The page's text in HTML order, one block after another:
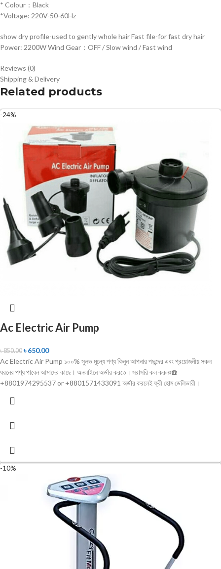
* Colour：Black
*Voltage: 220V-50-60Hz
show dry profile-used to gently whole hair Fast file-for fast dry hair
Power: 2200W Wind Gear：OFF / Slow wind / Fast wind
Reviews (0)
Shipping & Delivery
Related products
-24%
Ac Electric Air Pump
৳850.00 ৳650.00
Ac Electric Air Pump ১০০% সুলভ মূল্যে পণ্য কিনুন আপনার পছন্দের এবং প্রয়োজনীয় সকল
ধরনের পণ্য পাবেন আমাদের কাছে। অনলাইনে অর্ডার করতে। সরাসরি কল করুনঃ☎️
+8801974295537 or +8801571433091 অর্ডার করলেই ফ্রী হোম ডেলিভারী।
-10%